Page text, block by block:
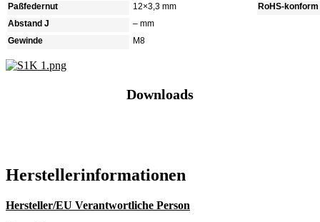
Paßfedernut
12×3,3 mm
Abstand J
– mm
Gewinde
M8
RoHS-konform
Downloads
Hersteller­informationen
Hersteller/EU Verantwortliche Person